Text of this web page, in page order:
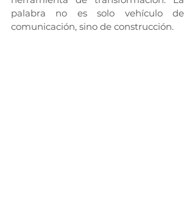
palabra no es solo vehículo de
comunicación, sino de construcción.